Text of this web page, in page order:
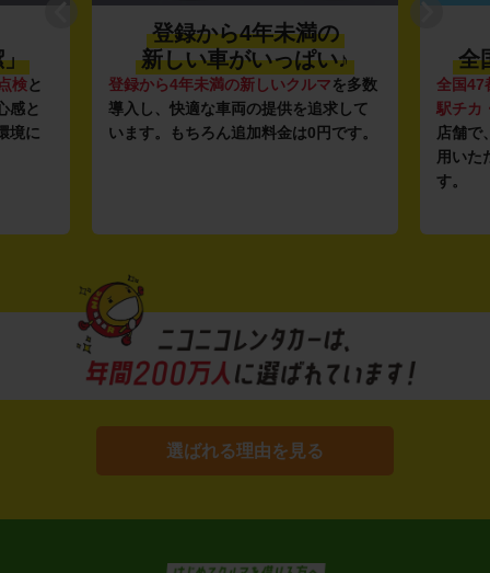
」
検と
感と
境に
登録から4年未満の
新しい車がいっぱい♪
登録から4年未満の新しいクルマを多数
導入し、快適な車両の提供を追求して
います。もちろん追加料金は0円です。
全
全国47
駅チカ
店舗で
用いた
す。
選ばれる理由を見る